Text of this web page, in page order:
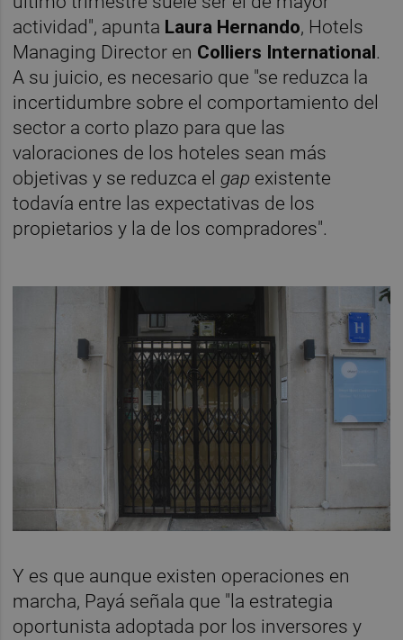
actividad", apunta Laura Hernando, Hotels
Managing Director en Colliers International.
A su juicio, es necesario que "se reduzca la
incertidumbre sobre el comportamiento del
sector a corto plazo para que las
valoraciones de los hoteles sean más
objetivas y se reduzca el gap existente
todavía entre las expectativas de los
propietarios y la de los compradores".
Y es que aunque existen operaciones en
marcha, Payá señala que "la estrategia
oportunista adoptada por los inversores y